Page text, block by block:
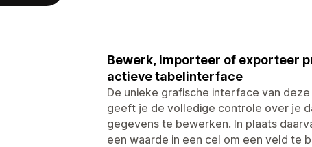
Bewerk, importeer of exporteer
actieve tabelinterface
De unieke grafische interface van
geeft je de volledige controle over je
gegevens te bewerken. In plaats
een waarde in een cel om een veld te